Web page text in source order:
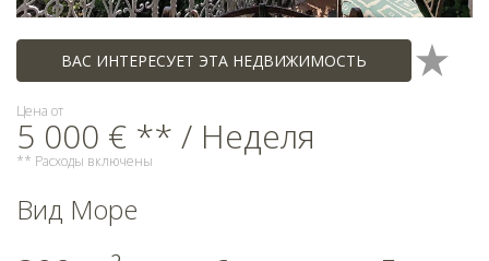
ВАС ИНТЕРЕСУЕТ ЭТА НЕДВИЖИМОСТЬ
Цена от
5 000 € ** / Неделя
** Расходы включены
Вид Море